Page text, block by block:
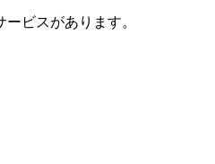
ビスがあります。